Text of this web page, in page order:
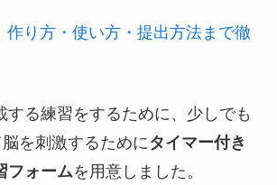
作り方・使い方・提出方法まで徹
する練習をするために、少しでも
を刺激するためにタイマー付き
フォームを用意しました。